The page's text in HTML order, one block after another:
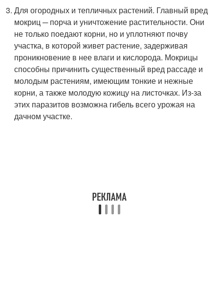
Для огородных и тепличных растений. Главный вред
мокриц ─ порча и уничтожение растительности. Они
не только поедают корни, но и уплотняют почву
участка, в которой живет растение, задерживая
проникновение в нее влаги и кислорода. Мокрицы
способны причинить существенный вред рассаде и
молодым растениям, имеющим тонкие и нежные
корни, а также молодую кожицу на листочках. Из-за
этих паразитов возможна гибель всего урожая на
дачном участке.